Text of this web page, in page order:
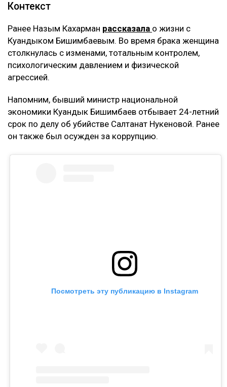
Контекст
Ранее Назым Кахарман рассказала о жизни с
Куандыком Бишимбаевым. Во время брака женщина
столкнулась с изменами, тотальным контролем,
психологическим давлением и физической
агрессией.
Напомним, бывший министр национальной
экономики Куандык Бишимбаев отбывает 24-летний
срок по делу об убийстве Салтанат Нукеновой. Ранее
он также был осужден за коррупцию.
Посмотреть эту публикацию в Instagram